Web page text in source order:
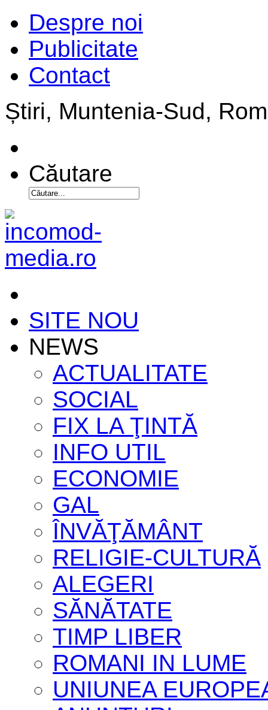
Despre noi
Publicitate
Contact
Știri, Muntenia-Sud,
Căutare
SITE NOU
NEWS
ACTUALITATE
SOCIAL
FIX LA ŢINTĂ
INFO UTIL
ECONOMIE
GAL
ÎNVĂŢĂMÂNT
RELIGIE-CULTURĂ
ALEGERI
SĂNĂTATE
TIMP LIBER
ROMANI IN LUME
UNIUNEA